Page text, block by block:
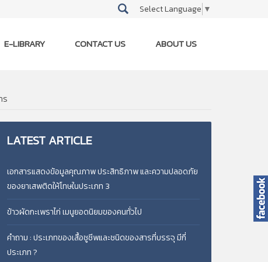
Select Language ▼
E-LIBRARY CONTACT US ABOUT US
ร
LATEST ARTICLE
เอกสารแสดงข้อมูลคุณภาพ ประสิทธิภาพ และความปลอดภัย
ของยาเสพติดให้โทษในประเภท 3
ข้าวผัดกะเพราไก่ เมนูยอดนิยมของคนทั่วไป
คำถาม : ประเภทของเสื้อชูชีพและชนิดของสารที่บรรจุ มีกี่
ประเภท ?